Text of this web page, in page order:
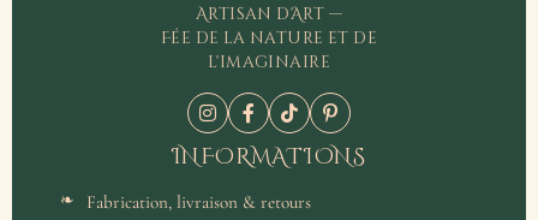
Artisan d'Art —
Fée de la nature et de
l'imaginaire
INFORMATIONS
Fabrication, livraison & retours